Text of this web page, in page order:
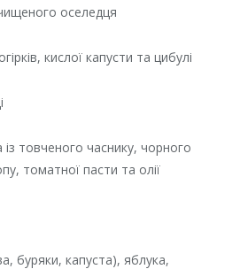
оселедця
кислої капусти та цибулі
товченого часнику, чорного
томатної пасти та олії
буряки, капуста), яблука,